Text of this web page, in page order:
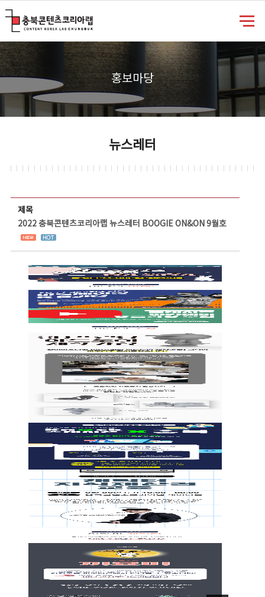
홍보마당
뉴스레터
제목
2022 충북콘텐츠코리아랩 뉴스레터 BOOGIE ON&ON 9월호